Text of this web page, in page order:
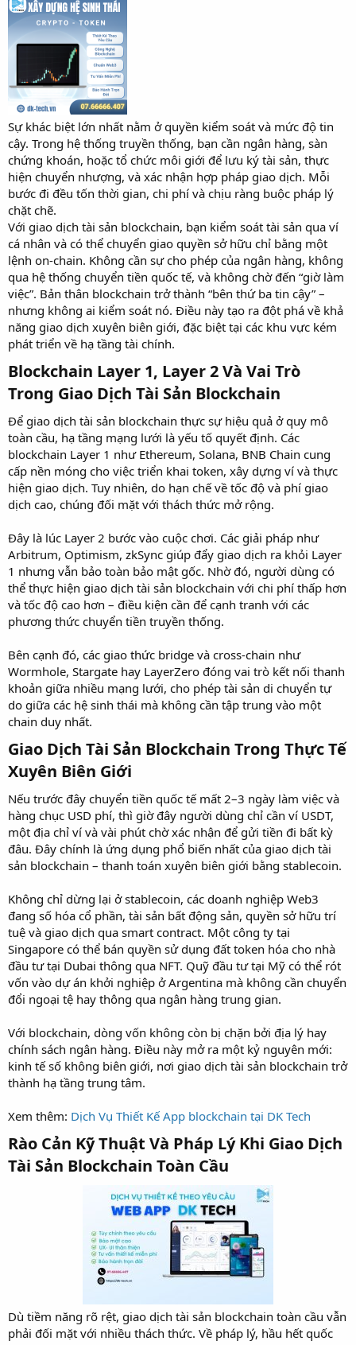
Sự khác biệt lớn nhất nằm ở quyền kiểm soát và mức độ tin
cậy. Trong hệ thống truyền thống, bạn cần ngân hàng, sàn
chứng khoán, hoặc tổ chức môi giới để lưu ký tài sản, thực
hiện chuyển nhượng, và xác nhận hợp pháp giao dịch. Mỗi
bước đi đều tốn thời gian, chi phí và chịu ràng buộc pháp lý
chặt chẽ.
Với giao dịch tài sản blockchain, bạn kiểm soát tài sản qua ví
cá nhân và có thể chuyển giao quyền sở hữu chỉ bằng một
lệnh on-chain. Không cần sự cho phép của ngân hàng, không
qua hệ thống chuyển tiền quốc tế, và không chờ đến “giờ làm
việc”. Bản thân blockchain trở thành “bên thứ ba tin cậy” –
nhưng không ai kiểm soát nó. Điều này tạo ra đột phá về khả
năng giao dịch xuyên biên giới, đặc biệt tại các khu vực kém
phát triển về hạ tầng tài chính.
Blockchain Layer 1, Layer 2 Và Vai Trò
Trong Giao Dịch Tài Sản Blockchain​
Để giao dịch tài sản blockchain thực sự hiệu quả ở quy mô
toàn cầu, hạ tầng mạng lưới là yếu tố quyết định. Các
blockchain Layer 1 như Ethereum, Solana, BNB Chain cung
cấp nền móng cho việc triển khai token, xây dựng ví và thực
hiện giao dịch. Tuy nhiên, do hạn chế về tốc độ và phí giao
dịch cao, chúng đối mặt với thách thức mở rộng.
Đây là lúc Layer 2 bước vào cuộc chơi. Các giải pháp như
Arbitrum, Optimism, zkSync giúp đẩy giao dịch ra khỏi Layer
1 nhưng vẫn bảo toàn bảo mật gốc. Nhờ đó, người dùng có
thể thực hiện giao dịch tài sản blockchain với chi phí thấp hơn
và tốc độ cao hơn – điều kiện cần để cạnh tranh với các
phương thức chuyển tiền truyền thống.
Bên cạnh đó, các giao thức bridge và cross-chain như
Wormhole, Stargate hay LayerZero đóng vai trò kết nối thanh
khoản giữa nhiều mạng lưới, cho phép tài sản di chuyển tự
do giữa các hệ sinh thái mà không cần tập trung vào một
chain duy nhất.
Giao Dịch Tài Sản Blockchain Trong Thực Tế
Xuyên Biên Giới​
Nếu trước đây chuyển tiền quốc tế mất 2–3 ngày làm việc và
hàng chục USD phí, thì giờ đây người dùng chỉ cần ví USDT,
một địa chỉ ví và vài phút chờ xác nhận để gửi tiền đi bất kỳ
đâu. Đây chính là ứng dụng phổ biến nhất của giao dịch tài
sản blockchain – thanh toán xuyên biên giới bằng stablecoin.
Không chỉ dừng lại ở stablecoin, các doanh nghiệp Web3
đang số hóa cổ phần, tài sản bất động sản, quyền sở hữu trí
tuệ và giao dịch qua smart contract. Một công ty tại
Singapore có thể bán quyền sử dụng đất token hóa cho nhà
đầu tư tại Dubai thông qua NFT. Quỹ đầu tư tại Mỹ có thể rót
vốn vào dự án khởi nghiệp ở Argentina mà không cần chuyển
đổi ngoại tệ hay thông qua ngân hàng trung gian.
Với blockchain, dòng vốn không còn bị chặn bởi địa lý hay
chính sách ngân hàng. Điều này mở ra một kỷ nguyên mới:
kinh tế số không biên giới, nơi giao dịch tài sản blockchain trở
thành hạ tầng trung tâm.
Xem thêm: Dịch Vụ Thiết Kế App blockchain tại DK Tech
Rào Cản Kỹ Thuật Và Pháp Lý Khi Giao Dịch
Tài Sản Blockchain Toàn Cầu​
Dù tiềm năng rõ rệt, giao dịch tài sản blockchain toàn cầu vẫn
phải đối mặt với nhiều thách thức. Về pháp lý, hầu hết quốc